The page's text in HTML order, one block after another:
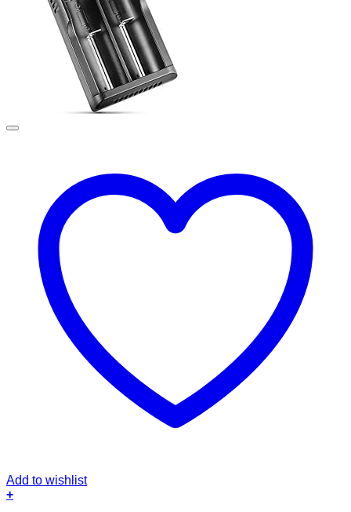
Add to wishlist
+